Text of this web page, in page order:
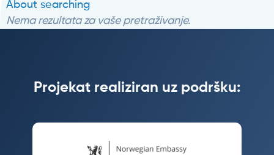
About searching
Nema rezultata za vaše pretraživanje.
Projekat realiziran uz podršku: